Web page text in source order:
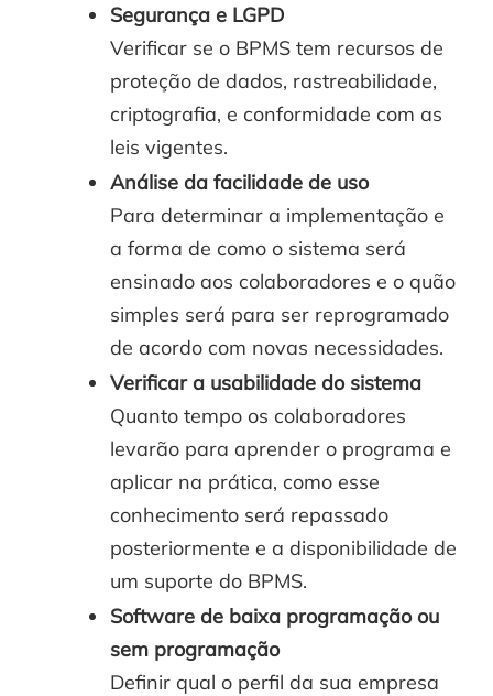
Segurança e LGPD
Verificar se o BPMS tem recursos de
proteção de dados, rastreabilidade,
criptografia, e conformidade com as
leis vigentes.
Análise da facilidade de uso
Para determinar a implementação e
a forma de como o sistema será
ensinado aos colaboradores e o quão
simples será para ser reprogramado
de acordo com novas necessidades.
Verificar a usabilidade do sistema
Quanto tempo os colaboradores
levarão para aprender o programa e
aplicar na prática, como esse
conhecimento será repassado
posteriormente e a disponibilidade de
um suporte do BPMS.
Software de baixa programação ou
sem programação
Definir qual o perfil da sua empresa